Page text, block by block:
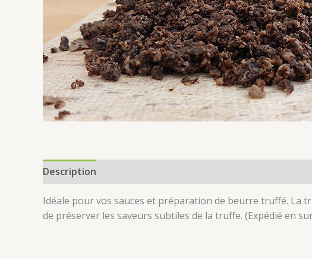
Description
Idéale pour vos sauces et préparation de beurre truffé. La
de préserver les saveurs subtiles de la truffe. (Expédié en